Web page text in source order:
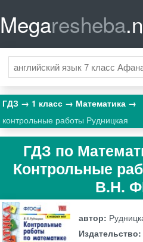
Megaresheba
ГДЗ 1 класс
Математика
контрольные работы Рудницкая
ГДЗ по
Контрольные
В.Н.
автор:
Издательство: